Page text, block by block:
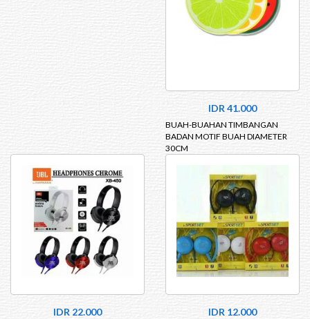
IDR 41.000
BUAH-BUAHAN TIMBANGAN
BADAN MOTIF BUAH DIAMETER
30CM
IDR 22.000 IDR 12.000